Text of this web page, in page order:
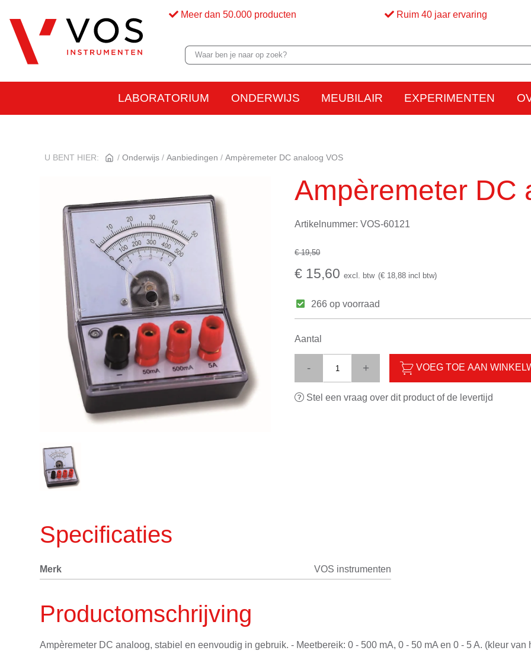
Meer dan 50.000 producten Ruim 40 jaar ervaring
LABORATORIUM ONDERWIJS MEUBILAIR EXPERIMENTEN
U BENT HIER: Onderwijs Aanbiedingen Ampèremeter DC analoog VOS
Ampèremeter DC
Artikelnummer: VOS-60121
€ 19,50
€ 15,60 excl. btw (€ 18,88 incl btw)
266 op voorraad
Aantal
- + VOEG TOE AAN
Stel een vraag over dit product of de levertijd
Specificaties
Merk VOS instrumenten
Productomschrijving
Ampèremeter DC analoog, stabiel en eenvoudig in gebruik. - Meetbereik: 0 - 500 mA, 0 - 50 mA en 0 - 5 A. (kleur